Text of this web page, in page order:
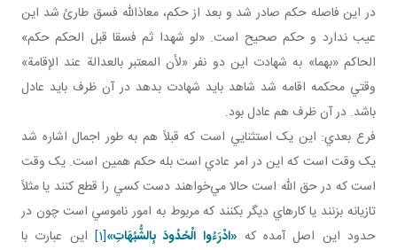
در اين فاصله حکم صادر شد و بعد از حکم، معاذالله فسق طارئ شد اين
عيب ندارد و حکم صحيح است. «لو شهدا ثم فسقا قبل الحكم حكم»
الحاکم «بهما» به شهادت اين دو نفر «لأن المعتبر بالعدالة عند الإقامة»
وقتي محکمه اقامه شد شاهد بايد شهادت بدهد در آن ظرف بايد عادل
باشد. در آن ظرف هم عادل بود.
فرع بعدي: اين يک استثنايي است که قبلاً هم به طور اجمال اشاره شد
يک وقت است که اين در امر عادي است بله حکم همين است. يک وقت
است که در حق الله است حالا مي‌خواهند دست کسي را قطع کنند يا مثلاً
تازيانه بزنند يا کارهاي ديگر بکنند که مربوط به امور ناموسي است چون در
حدود اين اصل آمده که «ادْرَءُوا الْحُدُودَ بِالشُّبُهَاتِ»[1]
اين عبارت با